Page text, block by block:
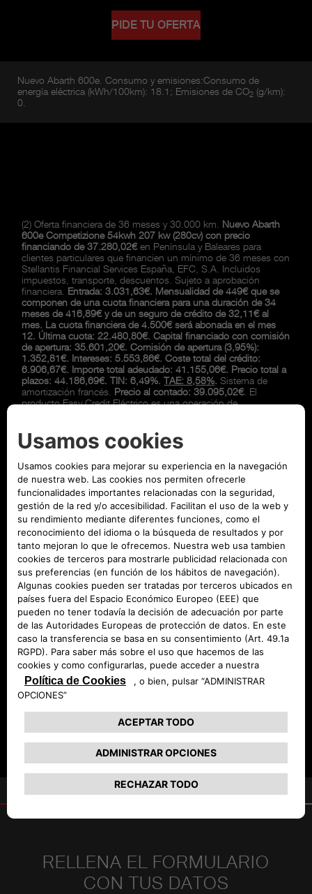
PIDE TU OFERTA
Nuevo Abarth 600e. Consumo y emisiones:Consumo de
energía eléctrica (kWh/100km): 18.1; Emisiones de CO2 (g/km):
0.
(2) Oferta financiera de 36 meses y 30.000 km. Nuevo Abarth
600e Competizione 54kwh 207 kw (280cv) con precio
financiando de 37.280,02€en Península y Baleares para
clientes particulares que financien un mínimo de 36 meses con
Stellantis Financial Services España, EFC, S.A. Incluidos
impuestos, transporte, descuentos. Sujeto a aprobación
financiera. Entrada: 3.031,63€. Mensualidad de 449€ que se
componen de una cuota financiera para una duración de 34
meses de 416,89€ y de un seguro de crédito de 32,11€ al
mes. La cuota financiera de 4.500€ será abonada en el mes
12. Última cuota: 22.480,80€. Capital financiado con comisión
de apertura: 35.601,20€. Comisión de apertura (3,95%):
1.352,81€. Intereses: 5.553,86€. Coste total del crédito:
6.906,67€. Importe total adeudado: 41.155,06€. Precio total a
plazos: 44.186,69€. TIN: 6,49%.
TAE: 8,58%.Sistema de
amortización francés. Precio al contado: 39.095,02€. El
producto Easy Credit Eléctrico es una operación de
que se podrá desencadenar como consecuencia de la
adquisición del vehículo objeto de la misma. Consecuencia de
operación con el importe con el que eventualmente podrá ser
beneficiario el cliente, minorando el resto de cuotas. El cliente
será responsable de cumplir con los requisitos y realizar las
actuaciones necesarias para la solicitud y concesión de la
ayuda PLAN AUTO+. La concesión o no de la ayuda PLAN
AUTO+ no alterará la operación financiera. Al final del contrato
podrá elegir entre entregar su vehículo, o abonar o refinanciar la
última cuota. Oferta válida hasta el 31/08/2026. El modelo
visualizado puede no coincidir con el ofertado. Seguro de
Crédito opcional (32,11€ al mes) incluido en las
mensualidades y no en el capital financiado, suscrito con
Stellantis Life Insurance Europe Limited, con el nº de registro
C68966 y con domicilio social en MIB Housse, 53 Abate
Rigord Street, Ta’ Xbiex, XBX1122 Malta, como compañía de
seguros, y con la intermediación de Stellantis Financial
Services España, EFC SA, agente de seguros vinculado
inscrito en la Dirección General de Seguros y Fondos de
Pensiones con la clave AJ-171 y con Seguro de
Responsabilidad Civil contratado. Sujeta a normas de
suscripción de la aseguradora. Consulte condiciones en
www.abarth.es.
PIDE TU OFERTA
RELLENA EL FORMULARIO
CON TUS DATOS